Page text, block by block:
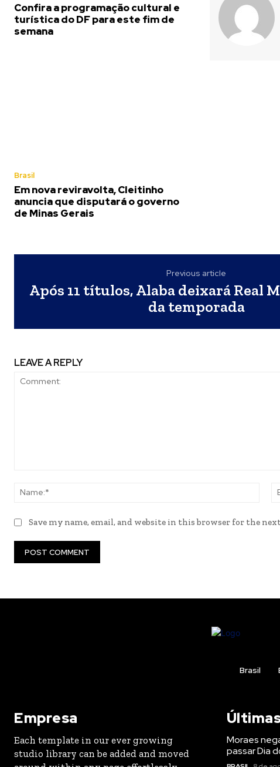
Confira a programação cultural e
turística do DF para este fim de
semana
Brasil
Em nova reviravolta, Cleitinho
anuncia que disputará o governo
de Minas Gerais
Previous article
Após 11 títulos, Alaba deixará Real
da temporada
LEAVE A REPLY
Save my name, email, and website in this browser for the
Brasil
Empresa
Each template in our ever growing
studio library can be added and moved
Moraes
passar Dia